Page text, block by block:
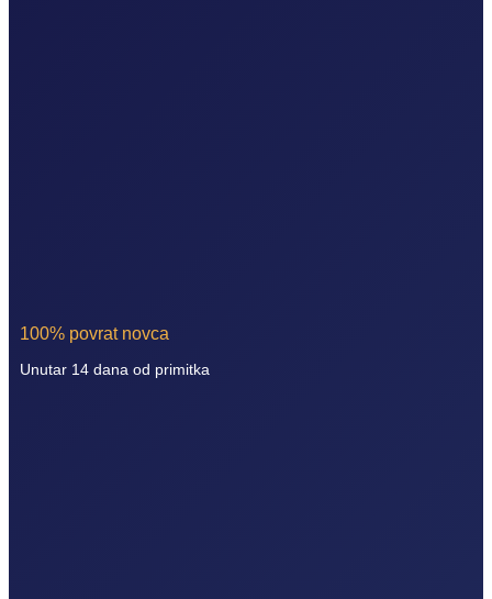
100% povrat novca
Unutar 14 dana od primitka